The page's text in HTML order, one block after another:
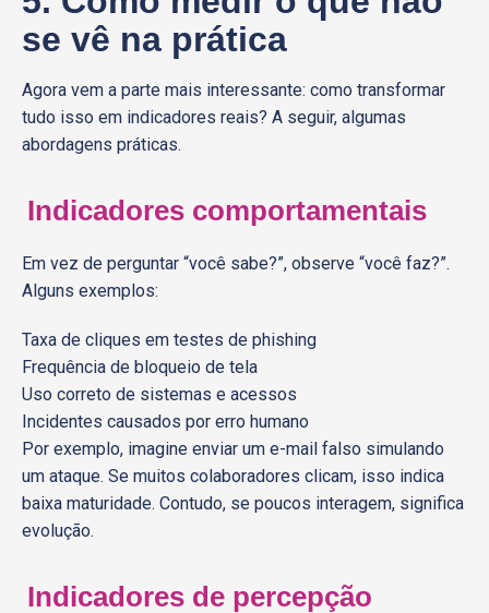
se vê na prática
Agora vem a parte mais interessante: como transformar
tudo isso em indicadores reais? A seguir, algumas
abordagens práticas.
Indicadores comportamentais
Em vez de perguntar “você sabe?”, observe “você faz?”.
Alguns exemplos:
Taxa de cliques em testes de phishing
Frequência de bloqueio de tela
Uso correto de sistemas e acessos
Incidentes causados por erro humano
Por exemplo, imagine enviar um e-mail falso simulando
um ataque. Se muitos colaboradores clicam, isso indica
baixa maturidade. Contudo, se poucos interagem, significa
evolução.
Indicadores de percepção